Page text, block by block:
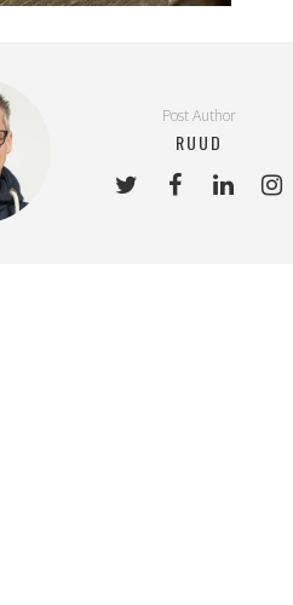
Post Author
RUUD